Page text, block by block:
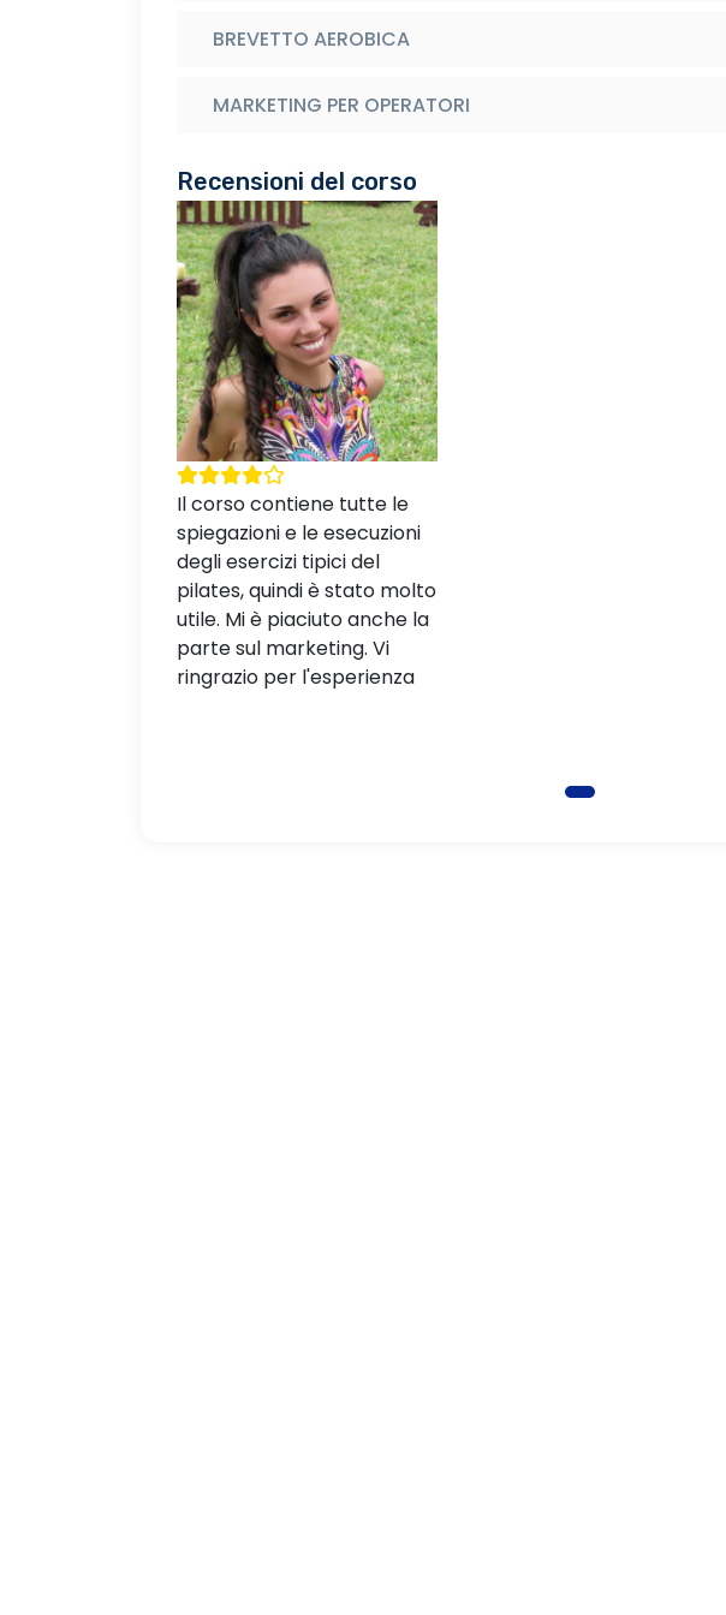
BREVETTO AEROBICA
MARKETING PER OPERATORI
Recensioni del corso
Il corso contiene tutte le
spiegazioni e le esecuzioni
degli esercizi tipici del
pilates, quindi è stato molto
utile. Mi è piaciuto anche la
parte sul marketing. Vi
ringrazio per l'esperienza